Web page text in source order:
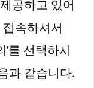
공하고 있어
속하셔서
’를 선택하시
과 같습니다.